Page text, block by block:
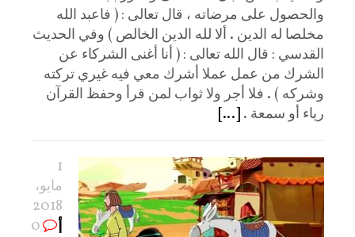
والحصول على مرضاته ، قال تعالى : ( فاعبد الله
مخلصا له الدين . ألا لله الدين الخالص ) وفي الحديث
القدسي : قال الله تعالى : ( أنا أغنى الشركاء عن
الشرك من عمل عملا أشرك معي فيه غيري تركته
وشركه ) . فلا أجر ولا ثواب لمن قرأ وحفظ القرآن
رياء أو سمعة . [...]
1
مايو،
2018
0
أ